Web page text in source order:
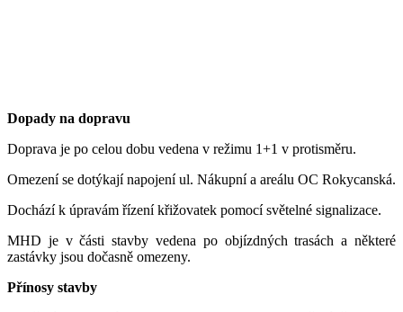
Dopady na dopravu
Doprava je po celou dobu vedena v režimu 1+1 v protisměru.
Omezení se dotýkají napojení ul. Nákupní a areálu OC Rokycanská.
Dochází k úpravám řízení křižovatek pomocí světelné signalizace.
MHD je v části stavby vedena po objízdných trasách a některé
zastávky jsou dočasně omezeny.
Přínosy stavby